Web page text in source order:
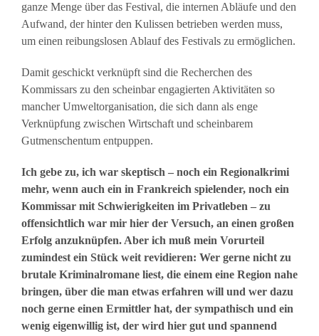
ganze Menge über das Festival, die internen Abläufe und den
Aufwand, der hinter den Kulissen betrieben werden muss,
um einen reibungslosen Ablauf des Festivals zu ermöglichen.
Damit geschickt verknüpft sind die Recherchen des
Kommissars zu den scheinbar engagierten Aktivitäten so
mancher Umweltorganisation, die sich dann als enge
Verknüpfung zwischen Wirtschaft und scheinbarem
Gutmenschentum entpuppen.
Ich gebe zu, ich war skeptisch – noch ein Regionalkrimi
mehr, wenn auch ein in Frankreich spielender, noch ein
Kommissar mit Schwierigkeiten im Privatleben – zu
offensichtlich war mir hier der Versuch, an einen großen
Erfolg anzuknüpfen. Aber ich muß mein Vorurteil
zumindest ein Stück weit revidieren: Wer gerne nicht zu
brutale Kriminalromane liest, die einem eine Region nahe
bringen, über die man etwas erfahren will und wer dazu
noch gerne einen Ermittler hat, der sympathisch und ein
wenig eigenwillig ist, der wird hier gut und spannend